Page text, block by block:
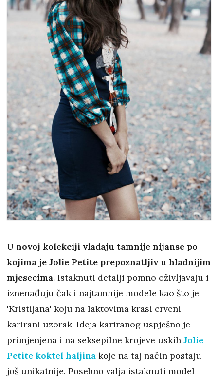
U novoj kolekciji vladaju tamnije nijanse po
kojima je Jolie Petite prepoznatljiv u hladnijim
mjesecima. Istaknuti detalji pomno oživljavaju i
iznenađuju čak i najtamnije modele kao što je
'Kristijana' koju na laktovima krasi crveni,
karirani uzorak. Ideja kariranog uspješno je
primjenjena i na seksepilne krojeve uskih Jolie
Petite koktel haljina koje na taj način postaju
još unikatnije. Posebno valja istaknuti model